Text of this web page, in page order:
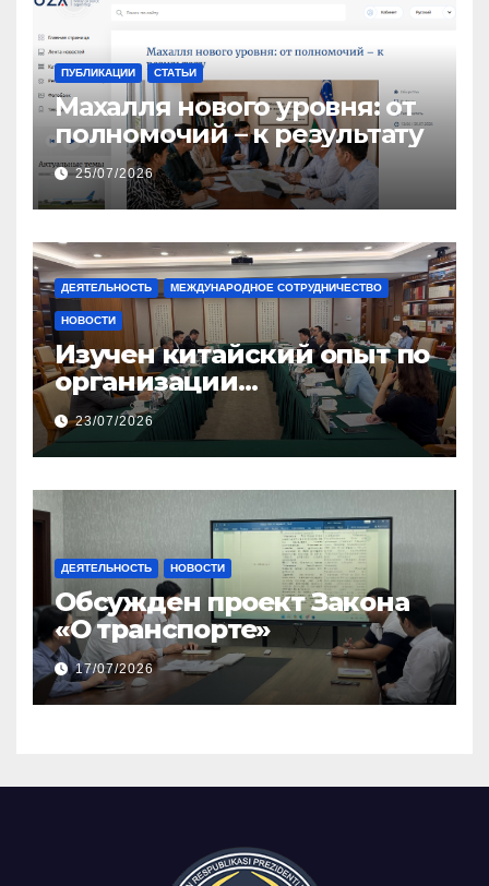
ПУБЛИКАЦИИ СТАТЬИ
Махалля нового уровня: от
полномочий – к результату
25/07/2026
ДЕЯТЕЛЬНОСТЬ МЕЖДУНАРОДНОЕ СОТРУДНИЧЕСТВО
НОВОСТИ
Изучен китайский опыт по
организации
общественного
консенсуса и
инклюзивного диалога
23/07/2026
ДЕЯТЕЛЬНОСТЬ НОВОСТИ
Обсужден проект Закона
«О транспорте»
17/07/2026